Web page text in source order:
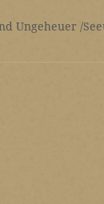
Ungeheuer